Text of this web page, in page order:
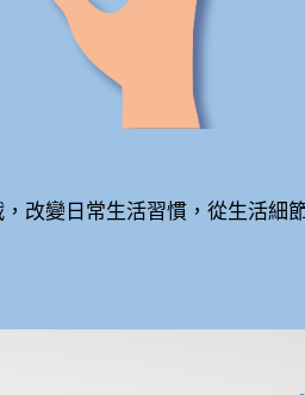
改變日常生活習慣，從生活細